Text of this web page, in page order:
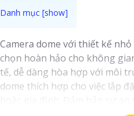
Camera dome với thiết kế
chọn hoàn hảo cho không
tế, dễ dàng hòa hợp với môi
dome thích hợp cho việc lắp